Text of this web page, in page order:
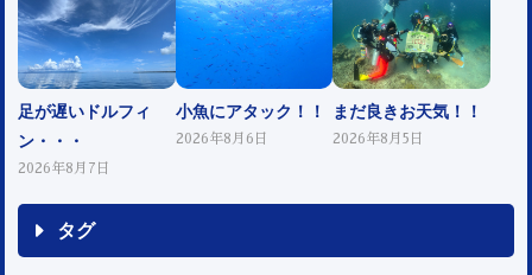
足が遅いドルフィ
ン・・・
2026年8月7日
小魚にアタック！！
2026年8月6日
まだ良きお天気！！
2026年8月5日
タグ